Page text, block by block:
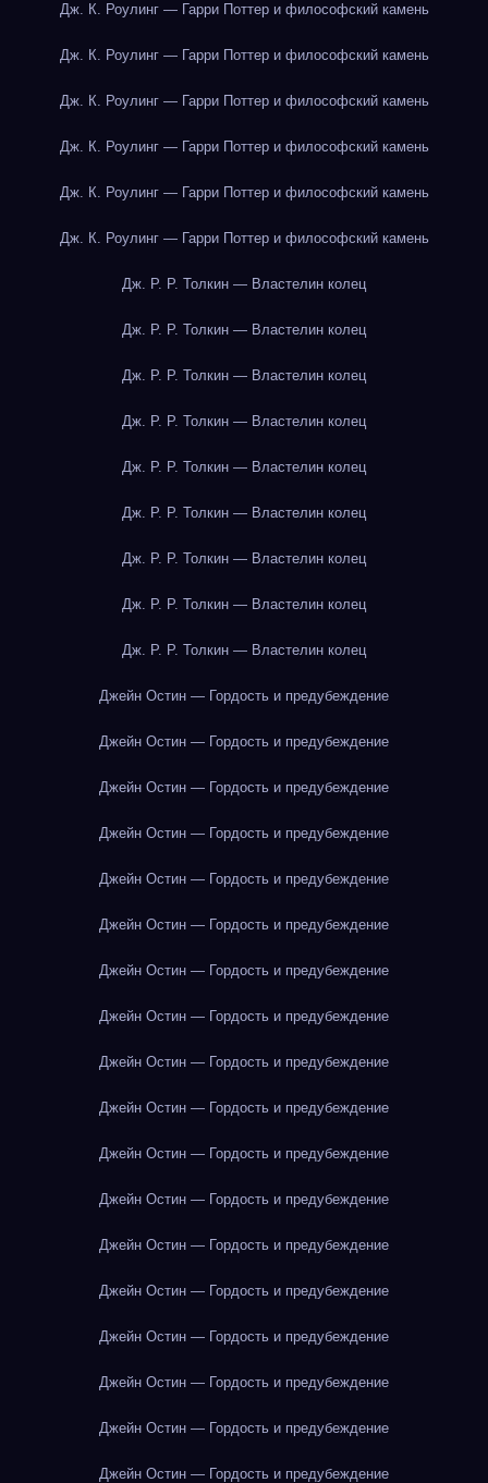
Дж. К. Роулинг — Гарри Поттер и философский камень
Дж. К. Роулинг — Гарри Поттер и философский камень
Дж. К. Роулинг — Гарри Поттер и философский камень
Дж. К. Роулинг — Гарри Поттер и философский камень
Дж. К. Роулинг — Гарри Поттер и философский камень
Дж. К. Роулинг — Гарри Поттер и философский камень
Дж. Р. Р. Толкин — Властелин колец
Дж. Р. Р. Толкин — Властелин колец
Дж. Р. Р. Толкин — Властелин колец
Дж. Р. Р. Толкин — Властелин колец
Дж. Р. Р. Толкин — Властелин колец
Дж. Р. Р. Толкин — Властелин колец
Дж. Р. Р. Толкин — Властелин колец
Дж. Р. Р. Толкин — Властелин колец
Дж. Р. Р. Толкин — Властелин колец
Джейн Остин — Гордость и предубеждение
Джейн Остин — Гордость и предубеждение
Джейн Остин — Гордость и предубеждение
Джейн Остин — Гордость и предубеждение
Джейн Остин — Гордость и предубеждение
Джейн Остин — Гордость и предубеждение
Джейн Остин — Гордость и предубеждение
Джейн Остин — Гордость и предубеждение
Джейн Остин — Гордость и предубеждение
Джейн Остин — Гордость и предубеждение
Джейн Остин — Гордость и предубеждение
Джейн Остин — Гордость и предубеждение
Джейн Остин — Гордость и предубеждение
Джейн Остин — Гордость и предубеждение
Джейн Остин — Гордость и предубеждение
Джейн Остин — Гордость и предубеждение
Джейн Остин — Гордость и предубеждение
Джейн Остин — Гордость и предубеждение